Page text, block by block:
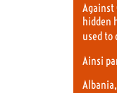
Against
hidden
used to
Ainsi